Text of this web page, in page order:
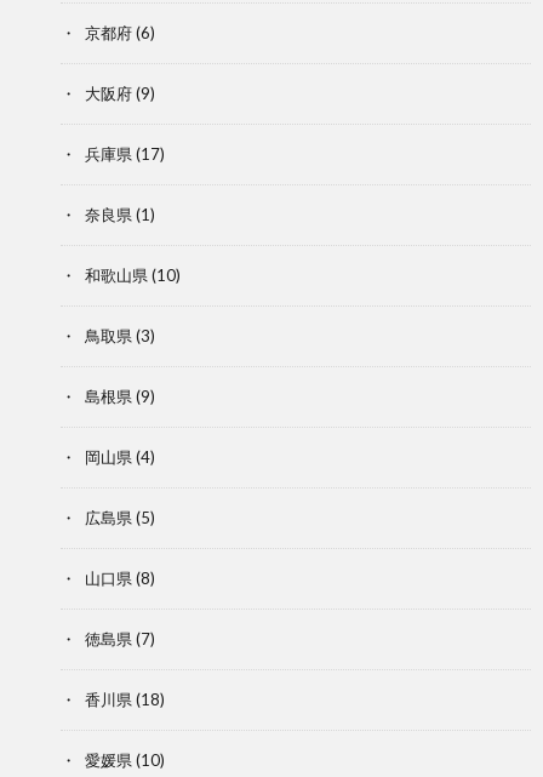
京都府(6)
大阪府(9)
兵庫県(17)
奈良県(1)
和歌山県(10)
鳥取県(3)
島根県(9)
岡山県(4)
広島県(5)
山口県(8)
徳島県(7)
香川県(18)
愛媛県(10)